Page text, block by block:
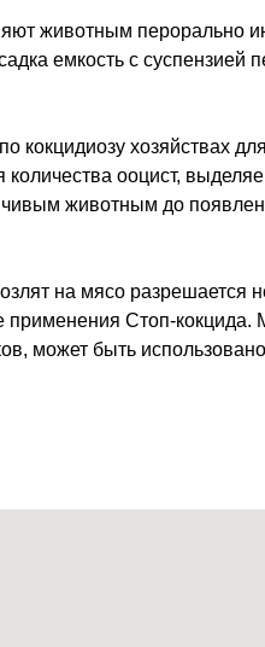
животным перорально
емкость с суспензией
кокцидиозу хозяйствах
ооцист,
животным до
на мясо разрешается
применения Стоп-
может быть